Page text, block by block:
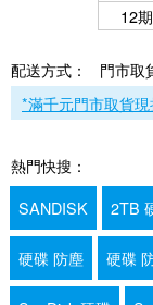
12
配送方式： 門市取
*滿千元門市取貨
熱門快搜：
SANDISK
2TB
硬碟 防塵 硬碟